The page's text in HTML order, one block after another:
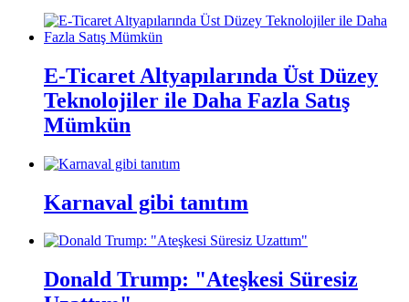
E-Ticaret Altyapılarında Üst Düzey
Teknolojiler ile Daha Fazla Satış
Mümkün
Karnaval gibi tanıtım
Donald Trump: "Ateşkesi Süresiz